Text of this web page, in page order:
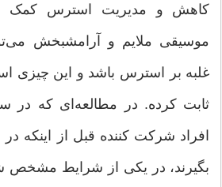
کاهش و مدیریت استرس کمک
موسیقی ملایم و آرامشبخش
غلبه بر استرس باشد و این چیزی
افراد شرکت کننده قبل از اینکه
بگیرند، در یکی از شرایط مشخص